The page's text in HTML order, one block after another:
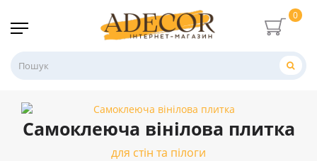
0
Самоклеюча вінілова плитка
для стін та пілоги